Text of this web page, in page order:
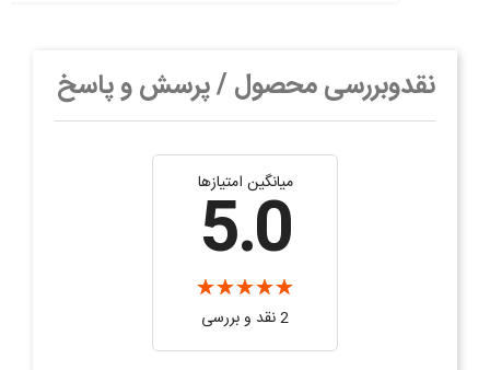
نقدوبررسی محصول / پرسش و پاسخ
میانگین امتیازها
5.0
2 نقد و بررسی‌‌